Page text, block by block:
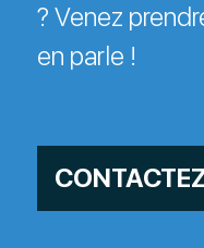
? Venez
en parle !